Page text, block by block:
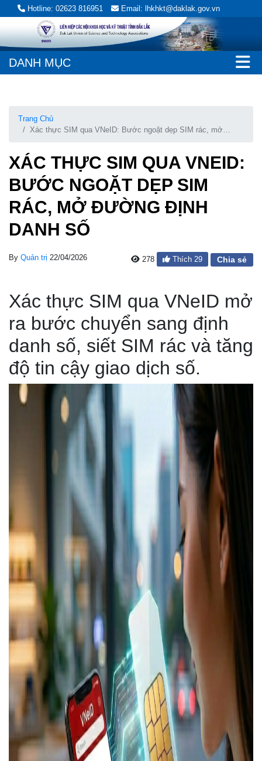
Hotline: 02623 816951 Email: lhkhkt@daklak.gov.vn
DANH MỤC
Trang Chủ
Xác thực SIM qua VNeID: Bước ngoặt dẹp SIM rác, mở
XÁC THỰC SIM QUA VNEID:
BƯỚC NGOẶT DẸP SIM
RÁC, MỞ ĐƯỜNG ĐỊNH
DANH SỐ
By Quản trị 22/04/2026 278 Thích 29 Chia sẻ
Xác thực SIM qua VNeID mở
ra bước chuyển sang định
danh số, siết SIM rác và tăng
độ tin cậy giao dịch số.